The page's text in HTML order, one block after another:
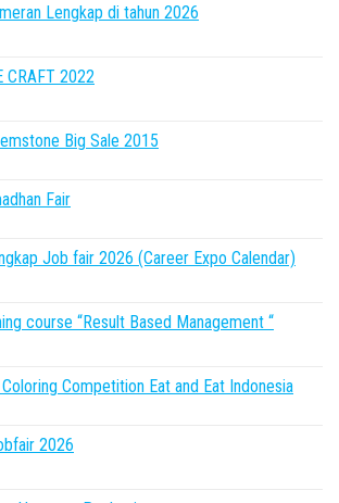
Lengkap di tahun 2026
CRAFT 2022
Big Sale 2015
Fair
Job fair 2026 (Career Expo Calendar)
course “Result Based Management “
Competition Eat and Eat Indonesia
2026